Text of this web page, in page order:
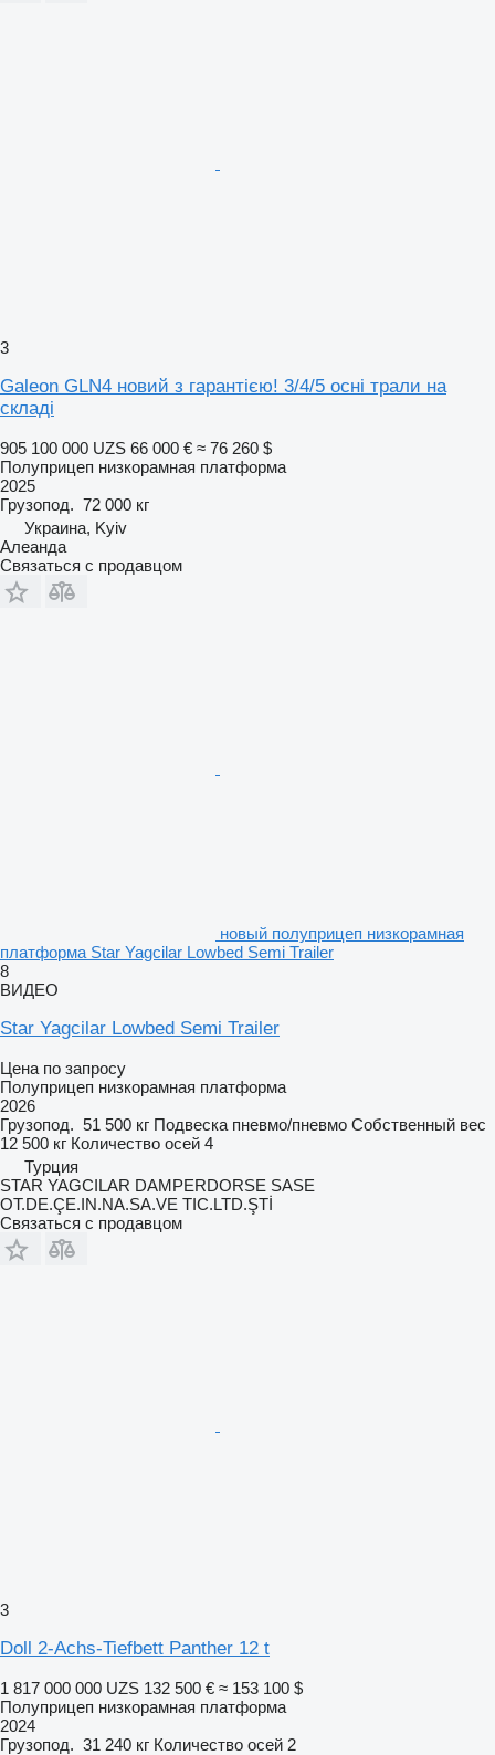
3
Galeon GLN4 новий з гарантією! 3/4/5 осні трали на
складі
905 100 000 UZS 66 000 € ≈ 76 260 $
Полуприцеп низкорамная платформа
2025
Грузопод. 72 000 кг
Украина, Kyiv
Алеанда
Связаться с продавцом
новый полуприцеп низкорамная
платформа Star Yagcilar Lowbed Semi Trailer
8
ВИДЕО
Star Yagcilar Lowbed Semi Trailer
Цена по запросу
Полуприцеп низкорамная платформа
2026
Грузопод. 51 500 кг Подвеска пневмо/пневмо Собственный вес
12 500 кг Количество осей 4
Турция
STAR YAGCILAR DAMPERDORSE SASE
OT.DE.ÇE.IN.NA.SA.VE TIC.LTD.ŞTİ
Связаться с продавцом
3
Doll 2-Achs-Tiefbett Panther 12 t
1 817 000 000 UZS 132 500 € ≈ 153 100 $
Полуприцеп низкорамная платформа
2024
Грузопод. 31 240 кг Количество осей 2